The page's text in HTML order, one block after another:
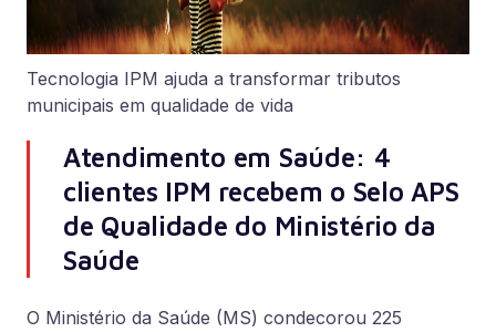
Tecnologia IPM ajuda a transformar tributos
municipais em qualidade de vida
Atendimento em Saúde: 4
clientes IPM recebem o Selo APS
de Qualidade do Ministério da
Saúde
O Ministério da Saúde (MS) condecorou 225